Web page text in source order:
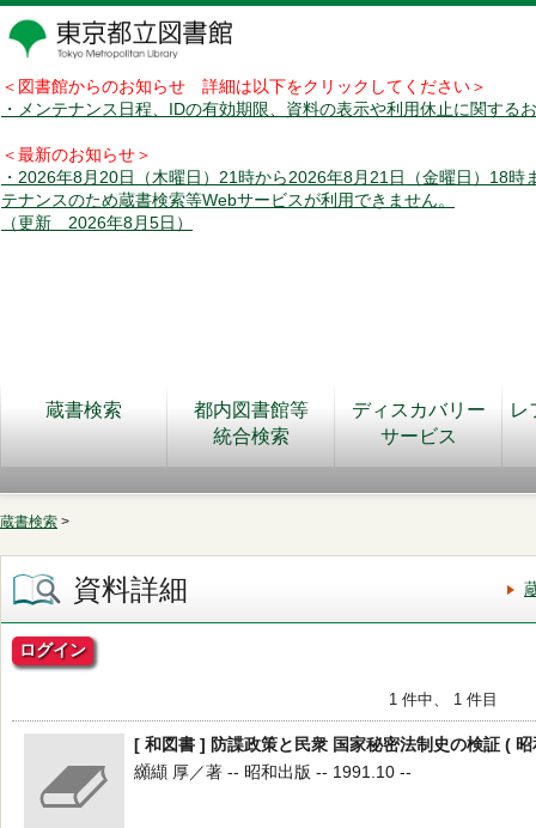
＜図書館からのお知らせ 詳細は以下をクリックしてください＞
・メンテナンス日程、IDの有効期限、資料の表示や利用休止に関する
＜最新のお知らせ＞
・2026年8月20日（木曜日）21時から2026年8月21日（金曜日）18時
テナンスのため蔵書検索等Webサービスが利用できません。
（更新 2026年8月5日）
蔵書検索
都内図書館等
統合検索
ディスカバリー
サービス
レ
蔵書検索 >
資料詳細
ログイン
1 件中、 1 件目
[ 和図書 ] 防諜政策と民衆 国家秘密法制史の検証 (
纐纈 厚／著 -- 昭和出版 -- 1991.10 --